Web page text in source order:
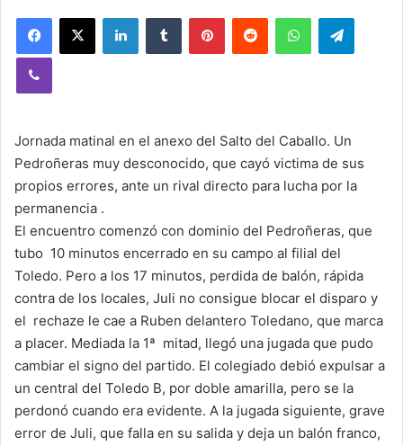
Jornada matinal en el anexo del Salto del Caballo. Un
Pedroñeras muy desconocido, que cayó victima de sus
propios errores, ante un rival directo para lucha por la
permanencia .
El encuentro comenzó con dominio del Pedroñeras, que
tubo 10 minutos encerrado en su campo al filial del
Toledo. Pero a los 17 minutos, perdida de balón, rápida
contra de los locales, Juli no consigue blocar el disparo y
el rechaze le cae a Ruben delantero Toledano, que marca
a placer. Mediada la 1ª mitad, llegó una jugada que pudo
cambiar el signo del partido. El colegiado debió expulsar a
un central del Toledo B, por doble amarilla, pero se la
perdonó cuando era evidente. A la jugada siguiente, grave
error de Juli, que falla en su salida y deja un balón franco,